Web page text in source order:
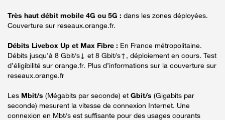
Très haut débit mobile 4G ou 5G : dans les zones déployées.
Couverture sur reseaux.orange.fr.
Débits Livebox Up et Max Fibre : En France métropolitaine.
Débits jusqu’à 8 Gbit/s↓ et 8 Gbit/s↑, déploiement en cours. Test
d’éligibilité sur orange.fr. Plus d’informations sur la couverture sur
reseaux.orange.fr
Les Mbit/s (Mégabits par seconde) et Gbit/s (Gigabits par
seconde) mesurent la vitesse de connexion Internet. Une
connexion en Mbt/s est suffisante pour des usages courants